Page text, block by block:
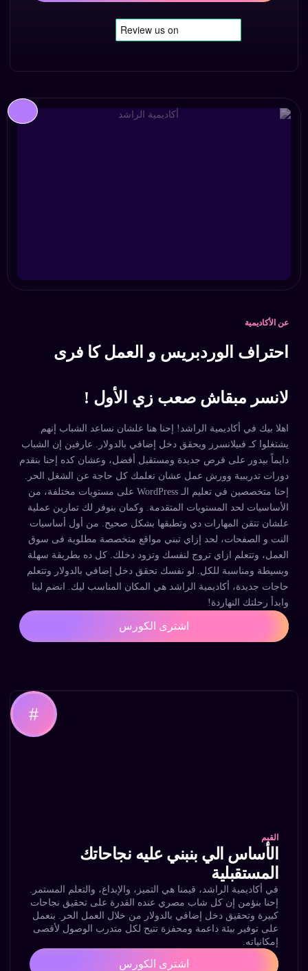
عن الأكاديمية
احتراف الوردبريس و العمل كا فرى
لانسر مبقاش صعب زي الأول !
اهلا بيك في أكاديمية الراشد! إحنا هنا علشان نساعد الشباب إنهم
يشتغلوا كـ فىيلانسرز ويحقق دخل إضافي بالدولار. عارفين إن الشباب
دايماً بيدور على فرص جديدة ومستقبل أفضل، وعشان كده إحنا بنقدم
دورات تدريبية وورش عمل عشان نعلمك كل حاجة عن الشغل الحر.
إحنا متخصصين في تعليم الـ WordPress على مستويات مختلفة، من
الأساسيات لحد المستويات المتقدمة. وكمان بنوفر لك تمارين عملية
علشان تتقن المهارات دي وتطبقها بشكل صحيح. من أول أساسيات
النت و الصفحات، لحد إزاي تبني مواقع متخصصة مطلوبة فى سوق
العمل، وتتعلم ازاي تروج لنفسك وتزود دخلك. كل ده بطريقة سهلة
وبسيطة ومناسبة للكل. لو نفسك تحقق دخل إضافي بالدولار وتتعلم
حاجات جديدة، أكاديمية الراشد هي المكان المناسب ليك. انضم لينا
وابدأ رحلتك النهاردة!
اشترى الكورس
القيم
الأساس الي بنبني عليه نجاحاتك
المستقبلية
في أكاديمية الراشد، قيمنا هي التميز، والإبداع، والتعلم المستمر.
إحنا بنؤمن إن كل شاب مصري عنده القدرة على تحقيق نجاحات
كبيرة وتحقيق دخل إضافي بالدولار من خلال العمل الحر. بنعمل
على توفير بيئة داعمة ومحفزة تتيح لكل متدرب الوصول لأقصى
إمكانياته.
اشترى الكورس